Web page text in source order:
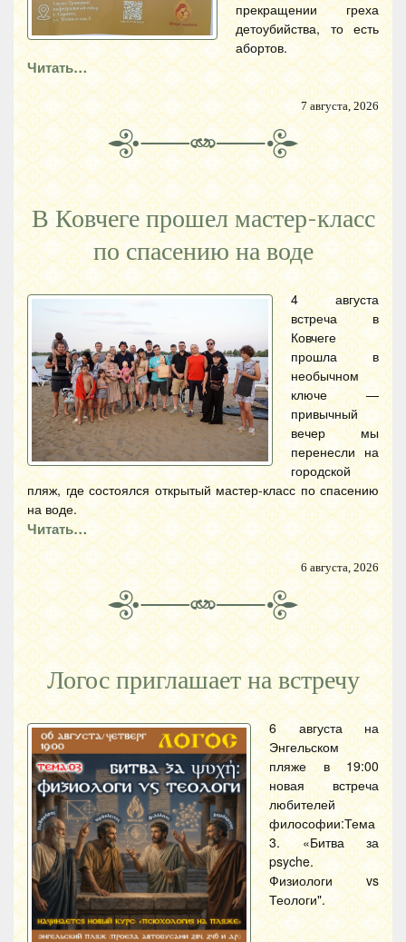
прекращении греха
детоубийства, то есть
абортов.
Читать…
7 августа, 2026
В Ковчеге прошел мастер-класс
по спасению на воде
4 августа
встреча в
Ковчеге
прошла в
необычном
ключе —
привычный
вечер мы
перенесли на
городской
пляж, где состоялся открытый мастер-класс по спасению
на воде.
Читать…
6 августа, 2026
Логос приглашает на встречу
6 августа на
Энгельском
пляже в 19:00
новая встреча
любителей
философии:Тема
3. «Битва за
psyche.
Физиологи vs
Теологи".